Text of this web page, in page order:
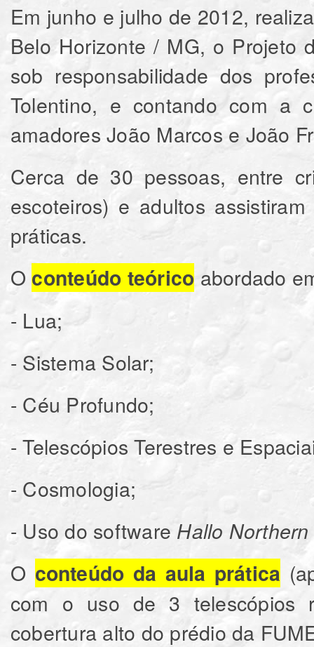
Em junho e julho de 2012,
Belo Horizonte / MG, o Projeto
sob responsabilidade dos
Tolentino, e contando com a
amadores João Marcos e João
Cerca de 30 pessoas, entre
escoteiros) e adultos
práticas.
O conteúdo teórico abordado
- Lua;
- Sistema Solar;
- Céu Profundo;
- Telescópios Terestres e
- Cosmologia;
- Uso do software Hallo
O conteúdo da aula prática
com o uso de 3 telescópios
cobertura alto do prédio da